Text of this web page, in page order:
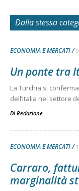
Dalla stessa
ECONOMIA E MERCATI
Un ponte tra
La Turchia si
dell’Italia nel settore
Di Redazione
ECONOMIA E MERCATI
Carraro,
marginalità